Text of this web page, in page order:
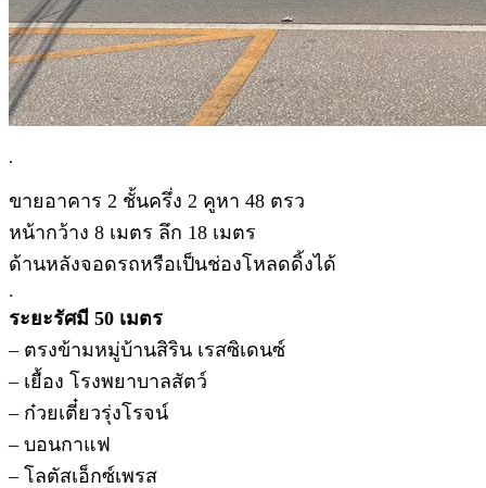
.
ขายอาคาร 2 ชั้นครึ่ง 2 คูหา 48 ตรว
หน้ากว้าง 8 เมตร ลึก 18 เมตร
ด้านหลังจอดรถหรือเป็นช่องโหลดดิ้งได้
.
ระยะรัศมี 50 เมตร
– ตรงข้ามหมู่บ้านสิริน เรสซิเดนซ์
– เยื้อง โรงพยาบาลสัตว์
– ก๋วยเตี๋ยวรุ่งโรจน์
– บอนกาแฟ
– โลตัสเอ็กซ์เพรส